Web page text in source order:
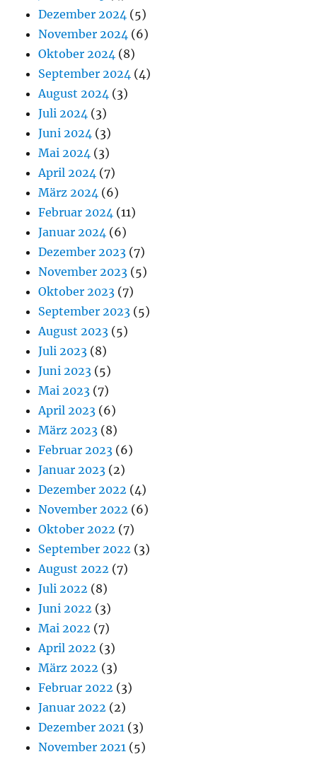
Dezember 2024 (5)
November 2024 (6)
Oktober 2024 (8)
September 2024 (4)
August 2024 (3)
Juli 2024 (3)
Juni 2024 (3)
Mai 2024 (3)
April 2024 (7)
März 2024 (6)
Februar 2024 (11)
Januar 2024 (6)
Dezember 2023 (7)
November 2023 (5)
Oktober 2023 (7)
September 2023 (5)
August 2023 (5)
Juli 2023 (8)
Juni 2023 (5)
Mai 2023 (7)
April 2023 (6)
März 2023 (8)
Februar 2023 (6)
Januar 2023 (2)
Dezember 2022 (4)
November 2022 (6)
Oktober 2022 (7)
September 2022 (3)
August 2022 (7)
Juli 2022 (8)
Juni 2022 (3)
Mai 2022 (7)
April 2022 (3)
März 2022 (3)
Februar 2022 (3)
Januar 2022 (2)
Dezember 2021 (3)
November 2021 (5)